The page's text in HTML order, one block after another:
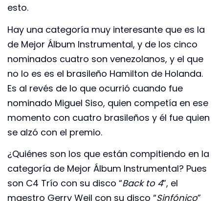
esto.
Hay una categoría muy interesante que es la
de Mejor Álbum Instrumental, y de los cinco
nominados cuatro son venezolanos, y el que
no lo es es el brasileño Hamilton de Holanda.
Es al revés de lo que ocurrió cuando fue
nominado Miguel Siso, quien competía en ese
momento con cuatro brasileños y él fue quien
se alzó con el premio.
¿Quiénes son los que están compitiendo en la
categoría de Mejor Álbum Instrumental? Pues
son C4 Trío con su disco “Back to 4”, el
maestro Gerry Weil con su disco “Sinfónico”